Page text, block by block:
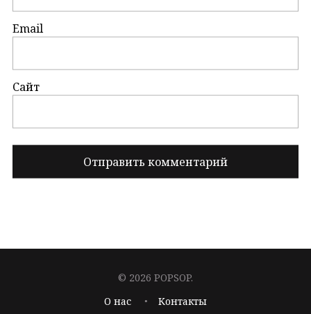
Email
Сайт
© 2026 POPSOP.
О нас
Контакты